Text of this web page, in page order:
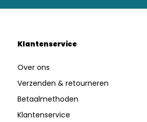
Klantenservice
Over ons
Verzenden & retourneren
Betaalmethoden
Klantenservice